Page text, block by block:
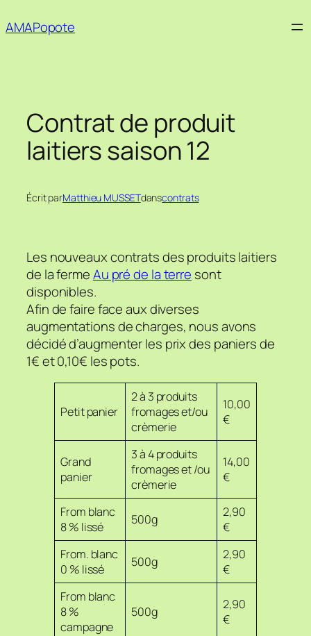
au
AMAPopote
Contrat de produit
laitiers saison 12
Écrit parMatthieu MUSSETdanscontrats
Les nouveaux contrats des produits laitiers
de la fermeAu pré de la terre sont
disponibles.
Afin de faire face aux diverses
augmentations de charges, nous avons
décidé d’augmenter les prix des paniers de
1€ et 0,10€ les pots.
Petit panier
2 à 3 produits
fromages et/ou
crèmerie
10,00
€
Grand
panier
3 à 4 produits
fromages et /ou
crèmerie
14,00
€
From blanc
8 % lissé
500g
2,90
€
From. blanc
0 % lissé
500g
2,90
€
From blanc
8 %
campagne
500g
2,90
€